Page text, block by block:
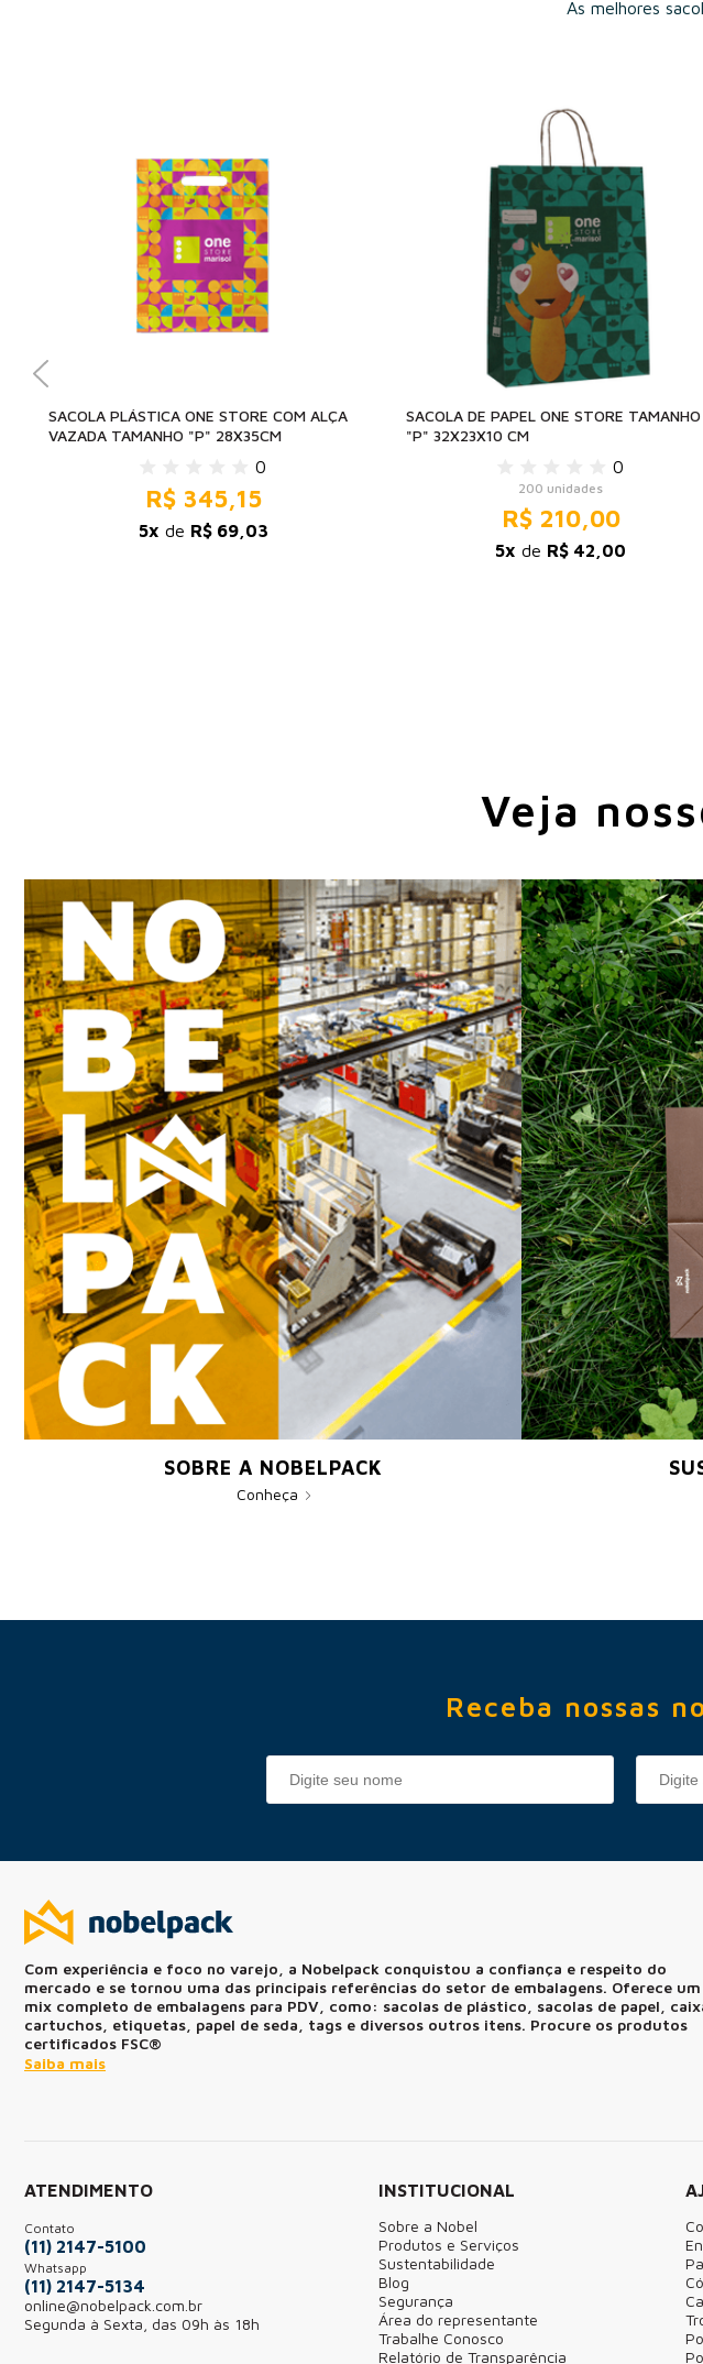
SACOLA PLÁSTICA ONE STORE COM ALÇA
VAZADA TAMANHO "P" 28X35CM
0
R$ 345,15
5x de R$ 69,03
SACOLA DE PAPEL ONE STORE TAMANHO
"P" 32X23X10 CM
0
200 unidades
R$ 210,00
5x de R$ 42,00
Veja
SOBRE A NOBELPACK
Conheça
Receba nossas
Com experiência e foco no varejo, a Nobelpack conquistou a confiança e respeito do
mercado e se tornou uma das principais referências do setor de embalagens. Oferece um
mix completo de embalagens para PDV, como: sacolas de plástico, sacolas de papel,
cartuchos, etiquetas, papel de seda, tags e diversos outros itens. Procure os produtos
certificados FSC®
Saiba mais
ATENDIMENTO
Contato
(11) 2147-5100
Whatsapp
(11) 2147-5134
online@nobelpack.com.br
Segunda à Sexta, das 09h às 18h
INSTITUCIONAL
Sobre a Nobel
Produtos e Serviços
Sustentabilidade
Blog
Segurança
Área do representante
Trabalhe Conosco
Relatório de Transparência